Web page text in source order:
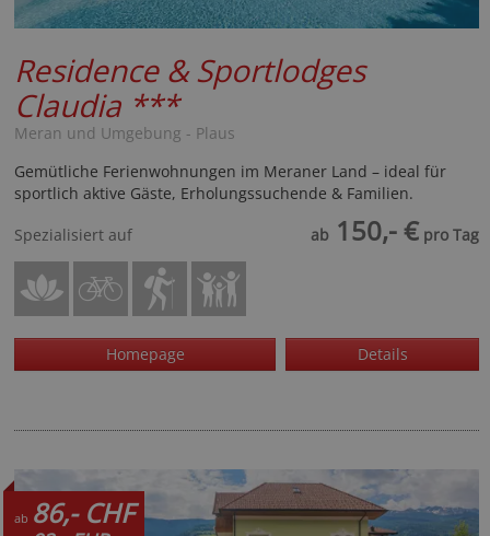
Residence & Sportlodges
Claudia ***
Meran und Umgebung - Plaus
Gemütliche Ferienwohnungen im Meraner Land – ideal für
sportlich aktive Gäste, Erholungssuchende & Familien.
Spezialisiert auf
ab 150,- € pro Tag
Homepage Details
ab 86,- CHF